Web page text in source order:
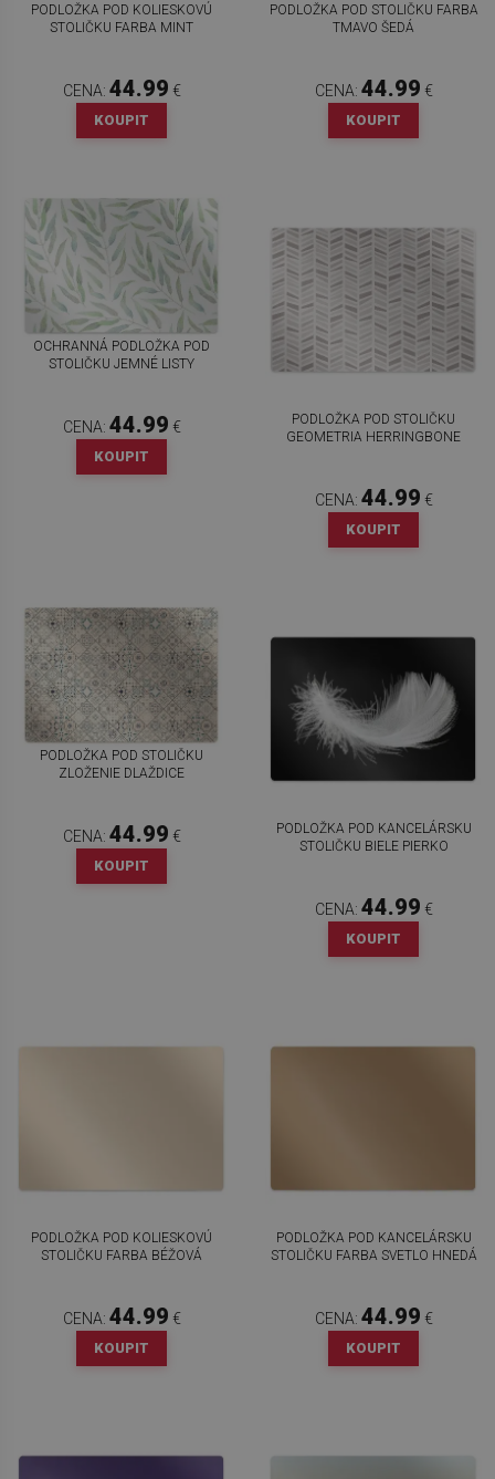
PODLOŽKA POD KOLIESKOVÚ
STOLIČKU FARBA MINT
CENA: 44.99 €
KOUPIT
PODLOŽKA POD STOLIČKU FARBA
TMAVO ŠEDÁ
CENA: 44.99 €
KOUPIT
OCHRANNÁ PODLOŽKA POD
STOLIČKU JEMNÉ LISTY
CENA: 44.99 €
KOUPIT
PODLOŽKA POD STOLIČKU
GEOMETRIA HERRINGBONE
CENA: 44.99 €
KOUPIT
PODLOŽKA POD STOLIČKU
ZLOŽENIE DLAŽDICE
CENA: 44.99 €
KOUPIT
PODLOŽKA POD KANCELÁRSKU
STOLIČKU BIELE PIERKO
CENA: 44.99 €
KOUPIT
PODLOŽKA POD KOLIESKOVÚ
STOLIČKU FARBA BÉŽOVÁ
CENA: 44.99 €
KOUPIT
PODLOŽKA POD KANCELÁRSKU
STOLIČKU FARBA SVETLO HNEDÁ
CENA: 44.99 €
KOUPIT